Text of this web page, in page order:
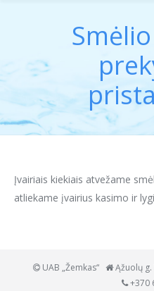
You are here:
Įvairiais kiekiais atvežame
atliekame įvairius kasimo ir
UAB „Žemkas“
Ąžuolų g.
+370